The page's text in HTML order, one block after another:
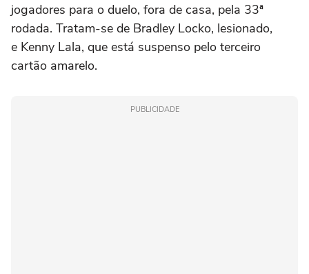
jogadores para o duelo, fora de casa, pela 33ª
rodada. Tratam-se de Bradley Locko, lesionado,
e Kenny Lala, que está suspenso pelo terceiro
cartão amarelo.
PUBLICIDADE